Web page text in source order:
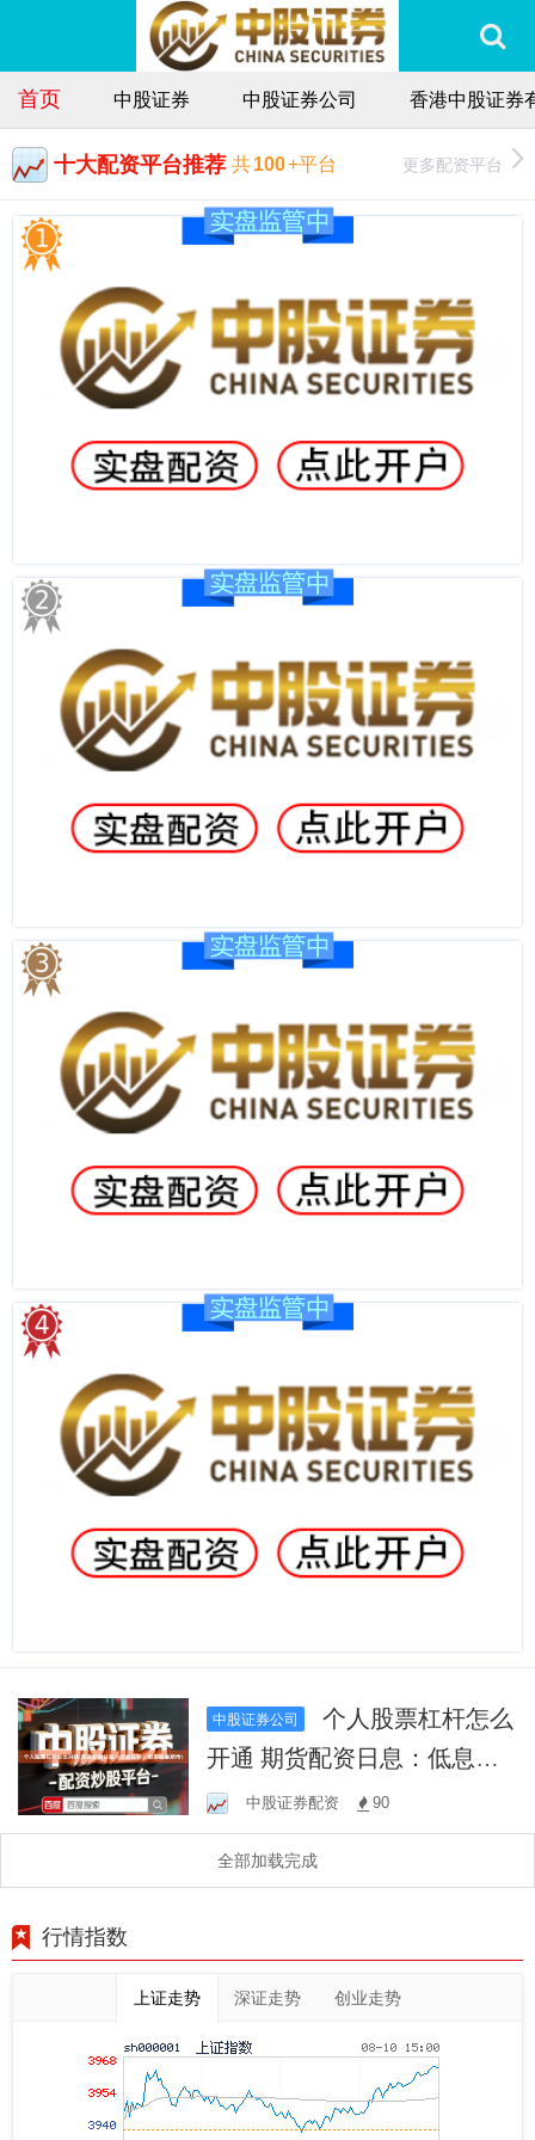
首页 中股证券 中股证券公司 香港中股证券
十大配资平台推荐 共100+平台 更多配资平台
中股证券公司
个人股票杠杆怎么
开通 期货配资日息：低息杠
杆，助您掘金期市！
中股证券配资 90
全部加载完成
行情指数
上证走势 深证走势 创业走势